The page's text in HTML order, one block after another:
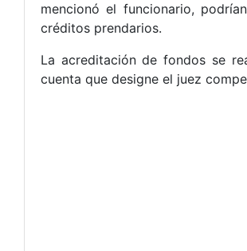
mencionó el funcionario,
créditos prendarios.
La acreditación de fondos se
cuenta que designe el juez